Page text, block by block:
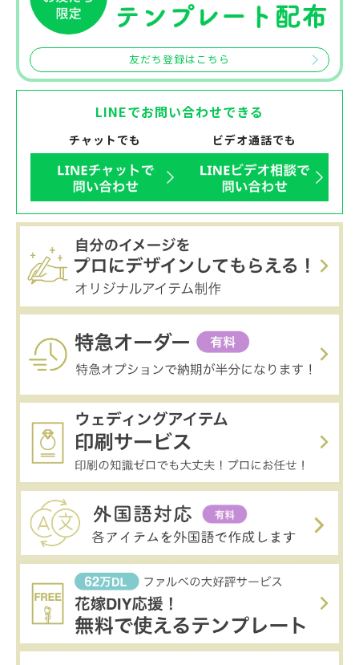
友だち登録はこちら
LINEでお問い合わせできる
チャットでも ビデオ通話でも